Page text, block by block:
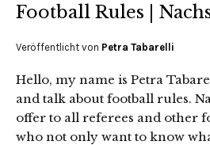
Football Rules |
Veröffentlicht von Petra Tabarelli
Hello, my name is Petra
and talk about football rules.
offer to all referees and other
who not only want to know